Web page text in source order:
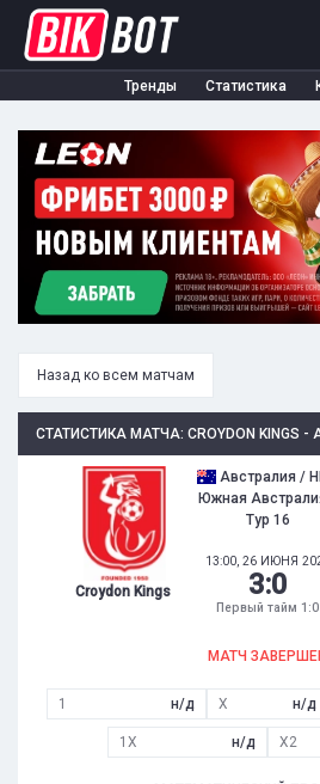
Тренды Статистика
Назад ко всем матчам
СТАТИСТИКА МАТЧА: CROYDON KINGS -
Croydon Kings
Австралия /
Южная
Тур 16
13:00, 26 ИЮНЯ
3:0
Первый тайм 1:0
МАТЧ
1 н/д X н/д
1X н/д X2